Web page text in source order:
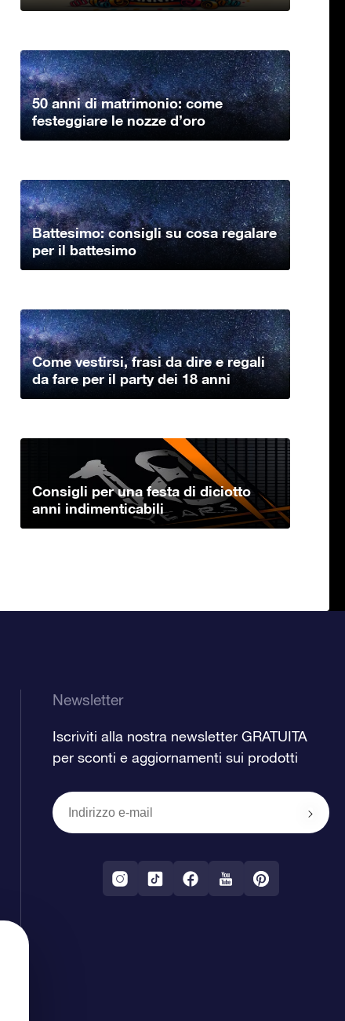
50 anni di matrimonio: come
festeggiare le nozze d’oro
Battesimo: consigli su cosa regalare
per il battesimo
Come vestirsi, frasi da dire e regali
da fare per il party dei 18 anni
Consigli per una festa di diciotto
anni indimenticabili
Newsletter
Iscriviti alla nostra newsletter GRATUITA
per sconti e aggiornamenti sui prodotti